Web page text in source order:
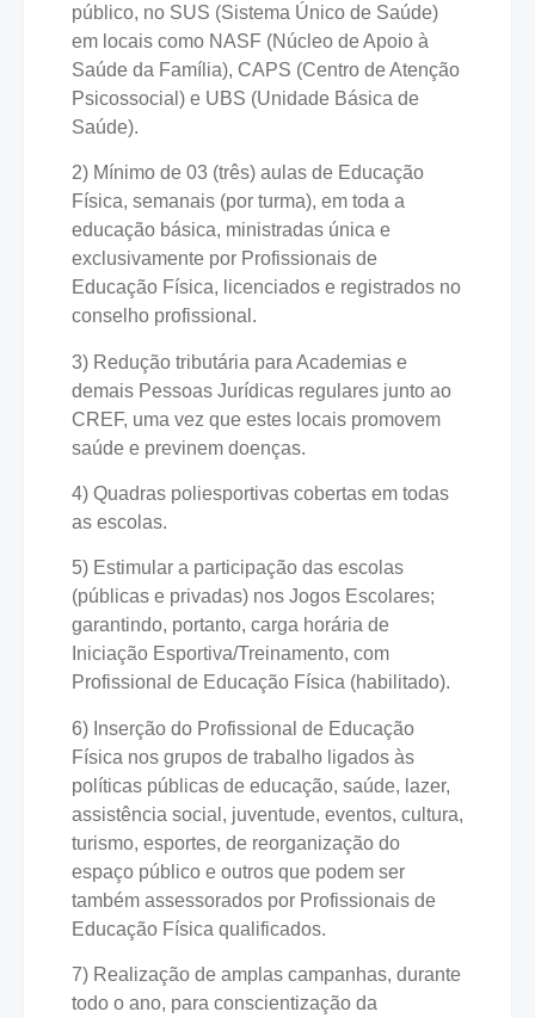
público, no SUS (Sistema Único de Saúde)
em locais como NASF (Núcleo de Apoio à
Saúde da Família), CAPS (Centro de Atenção
Psicossocial) e UBS (Unidade Básica de
Saúde).
2) Mínimo de 03 (três) aulas de Educação
Física, semanais (por turma), em toda a
educação básica, ministradas única e
exclusivamente por Profissionais de
Educação Física, licenciados e registrados no
conselho profissional.
3) Redução tributária para Academias e
demais Pessoas Jurídicas regulares junto ao
CREF, uma vez que estes locais promovem
saúde e previnem doenças.
4) Quadras poliesportivas cobertas em todas
as escolas.
5) Estimular a participação das escolas
(públicas e privadas) nos Jogos Escolares;
garantindo, portanto, carga horária de
Iniciação Esportiva/Treinamento, com
Profissional de Educação Física (habilitado).
6) Inserção do Profissional de Educação
Física nos grupos de trabalho ligados às
políticas públicas de educação, saúde, lazer,
assistência social, juventude, eventos, cultura,
turismo, esportes, de reorganização do
espaço público e outros que podem ser
também assessorados por Profissionais de
Educação Física qualificados.
7) Realização de amplas campanhas, durante
todo o ano, para conscientização da